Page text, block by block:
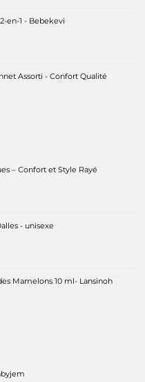
en-1 - Bebekevi
Assorti - Confort Qualité
– Confort et Style Rayé
- unisexe
Mamelons 10 ml- Lansinoh